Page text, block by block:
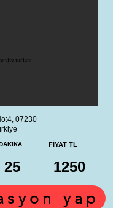
viva turizm
07230
25
FİYAT TL
1250
yap